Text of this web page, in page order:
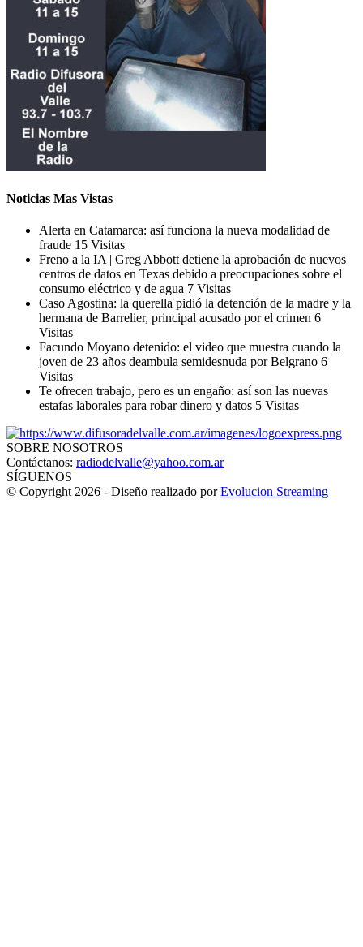
Noticias Mas Vistas
Alerta en Catamarca: así funciona la nueva modalidad de
fraude 15 Visitas
Freno a la IA | Greg Abbott detiene la aprobación de nuevos
centros de datos en Texas debido a preocupaciones sobre el
consumo eléctrico y de agua 7 Visitas
Caso Agostina: la querella pidió la detención de la madre y la
hermana de Barrelier, principal acusado por el crimen 6
Visitas
Facundo Moyano detenido: el video que muestra cuando la
joven de 23 años deambula semidesnuda por Belgrano 6
Visitas
Te ofrecen trabajo, pero es un engaño: así son las nuevas
estafas laborales para robar dinero y datos 5 Visitas
SOBRE NOSOTROS
Contáctanos: radiodelvalle@yahoo.com.ar
SÍGUENOS
© Copyright 2026 - Diseño realizado porEvolucion Streaming